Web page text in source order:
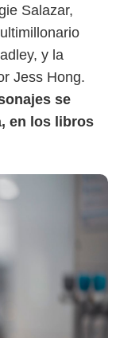
Salazar,
y la
Jess Hong.
se
en los libros